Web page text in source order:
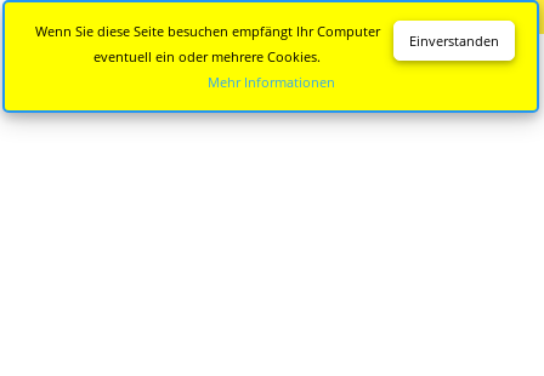
Einverstanden
Wenn Sie diese Seite besuchen empfängt Ihr Computer
eventuell ein oder mehrere Cookies.
Mehr Informationen